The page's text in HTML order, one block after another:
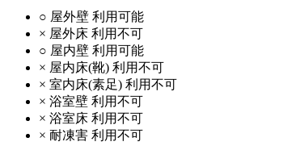
○ 屋外壁 利用可能
× 屋外床 利用不可
○ 屋内壁 利用可能
× 屋内床(靴) 利用不可
× 室内床(素足) 利用不可
× 浴室壁 利用不可
× 浴室床 利用不可
× 耐凍害 利用不可